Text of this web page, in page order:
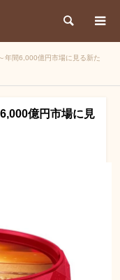
検索
年間6,000億円市場に見る新た
億円市場に見